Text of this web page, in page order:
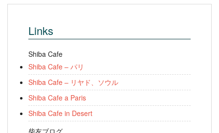
Links
Shiba Cafe
Shiba Cafe – パリ
Shiba Cafe – リヤド、ソウル
Shiba Cafe a Paris
Shiba Cafe in Desert
柴友ブログ